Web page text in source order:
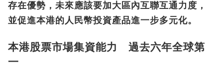
存在優勢，未來應該要加大區內互聯互通力度，
並促進本港的人民幣投資產品進一步多元化。
本港股票市場集資能力 過去六年全球第
一